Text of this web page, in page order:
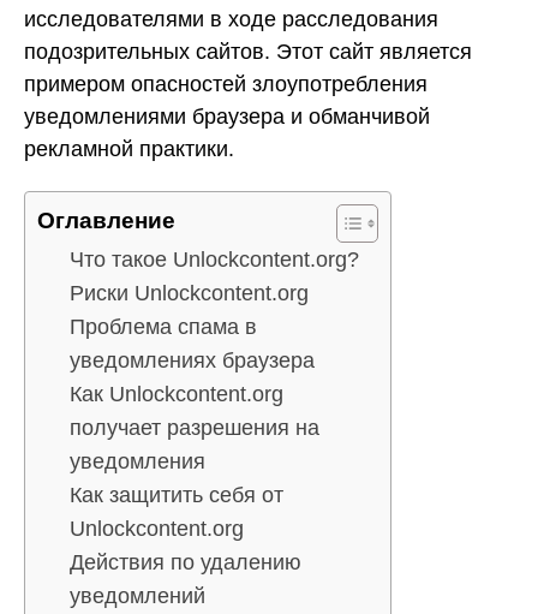
исследователями в ходе расследования
подозрительных сайтов. Этот сайт является
примером опасностей злоупотребления
уведомлениями браузера и обманчивой
рекламной практики.
Оглавление
Что такое Unlockcontent.org?
Риски Unlockcontent.org
Проблема спама в
уведомлениях браузера
Как Unlockcontent.org
получает разрешения на
уведомления
Как защитить себя от
Unlockcontent.org
Действия по удалению
уведомлений